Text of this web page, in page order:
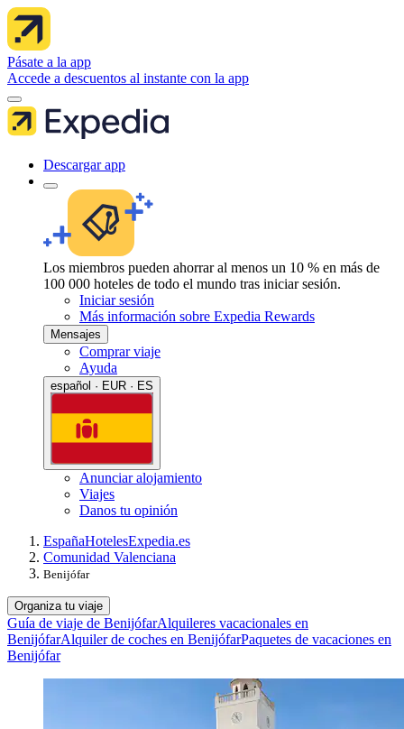
Pásate a la app
Accede a descuentos al instante con la app
Descargar app
Los miembros pueden ahorrar al menos un 10 % en más de
100 000 hoteles de todo el mundo tras iniciar sesión.
Iniciar sesión
Más información sobre Expedia Rewards
Mensajes
Comprar viaje
Ayuda
español · EUR · ES
Anunciar alojamiento
Viajes
Danos tu opinión
EspañaHotelesExpedia.es
Comunidad Valenciana
Benijófar
Organiza tu viaje
Guía de viaje de BenijófarAlquileres vacacionales en
BenijófarAlquiler de coches en BenijófarPaquetes de vacaciones en
Benijófar